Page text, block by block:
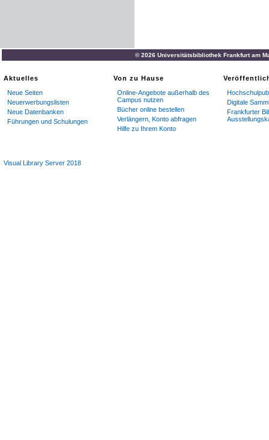
© 2026 Universitätsbibliothek Frankfurt am
Aktuelles
Neue Seiten
Neuerwerbungslisten
Neue Datenbanken
Führungen und Schulungen
Von zu Hause
Online-Angebote außerhalb des
Campus nutzen
Bücher online bestellen
Verlängern, Konto abfragen
Hilfe zu Ihrem Konto
Digitale
Frankfurter
Visual Library Server 2018